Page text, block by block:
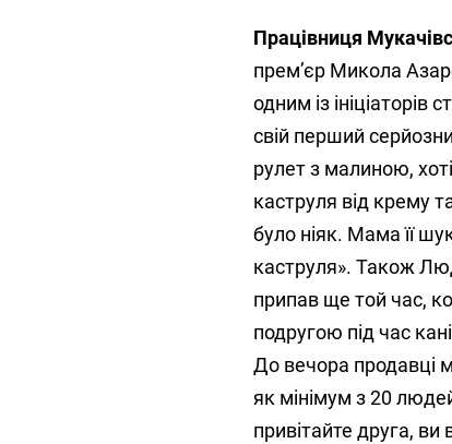
Працівниця
прем’єр Микола
одним із
свій перший
рулет з малиною,
каструля від крему
було ніяк. Мама її
каструля». Також
припав ще той час,
подругою під час
До вечора продавці
як мінімум з 20
привітайте друга, ви